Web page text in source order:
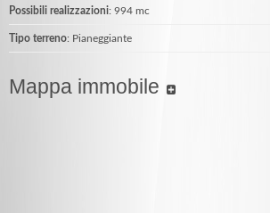
Possibili realizzazioni: 994 mc
Tipo terreno: Pianeggiante
Mappa immobile